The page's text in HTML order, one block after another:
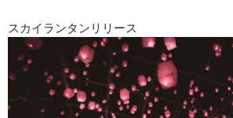
スカイランタンリリース